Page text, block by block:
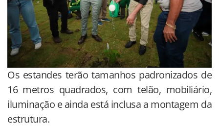
Os estandes terão tamanhos padronizados de
16 metros quadrados, com telão, mobiliário,
iluminação e ainda está inclusa a montagem da
estrutura.